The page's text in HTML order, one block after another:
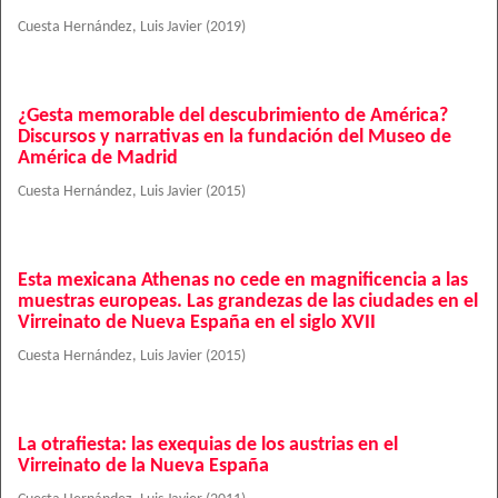
Cuesta Hernández, Luis Javier (2019)
¿Gesta memorable del descubrimiento de América?
Discursos y narrativas en la fundación del Museo de
América de Madrid
Cuesta Hernández, Luis Javier (2015)
Esta mexicana Athenas no cede en magnificencia a las
muestras europeas. Las grandezas de las ciudades en el
Virreinato de Nueva España en el siglo XVII
Cuesta Hernández, Luis Javier (2015)
La otrafiesta: las exequias de los austrias en el
Virreinato de la Nueva España